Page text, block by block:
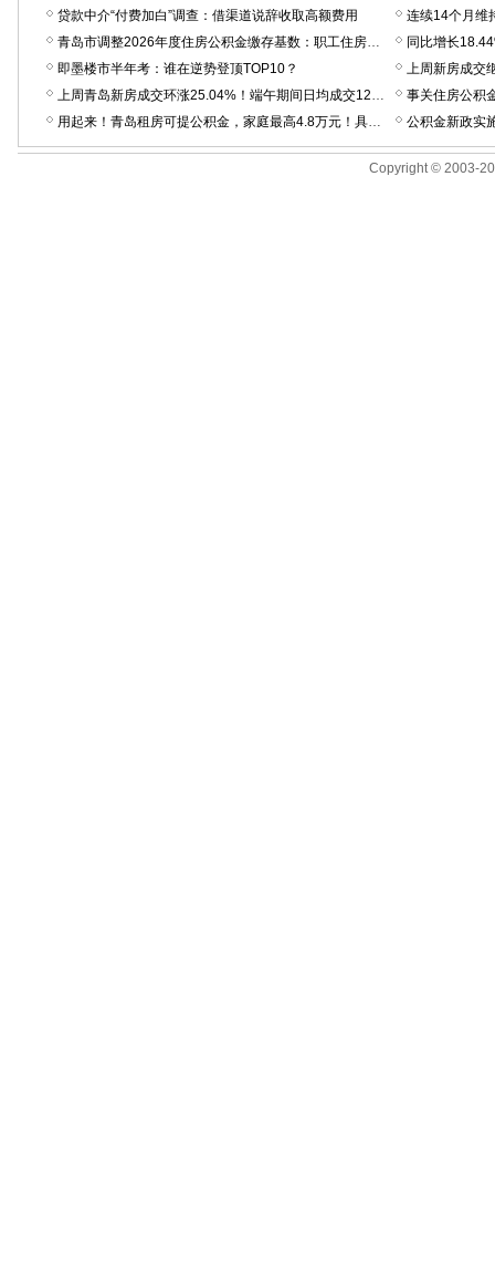
贷款中介“付费加白”调查：借渠道说辞收取高额费用
青岛市调整2026年度住房公积金缴存基数：职工住房公积金缴存基数上限提高至34342.75元；下限方面，七区提高至2400元，三市提高至2210元
即墨楼市半年考：谁在逆势登顶TOP10？
上周青岛新房成交环涨25.04%！端午期间日均成交122套，有售楼处反馈“热度和五一差不多”
事关住房公积
用起来！青岛租房可提公积金，家庭最高4.8万元！具体这么办
公积金新政实
Copyright © 2003-